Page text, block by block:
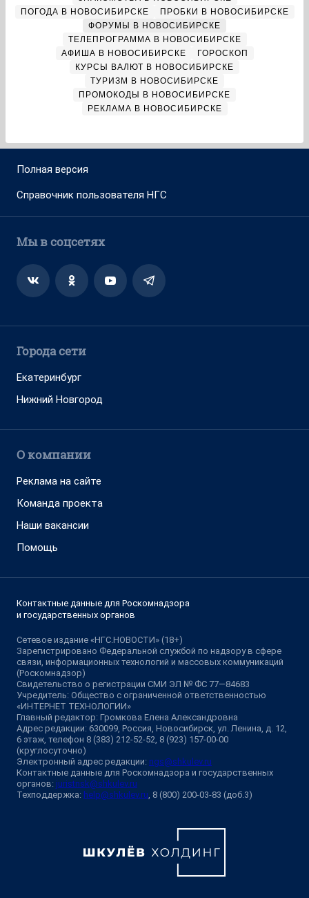
ПОГОДА В НОВОСИБИРСКЕ
ПРОБКИ В НОВОСИБИРСКЕ
ФОРУМЫ В НОВОСИБИРСКЕ
ТЕЛЕПРОГРАММА В НОВОСИБИРСКЕ
АФИША В НОВОСИБИРСКЕ
ГОРОСКОП
КУРСЫ ВАЛЮТ В НОВОСИБИРСКЕ
ТУРИЗМ В НОВОСИБИРСКЕ
ПРОМОКОДЫ В НОВОСИБИРСКЕ
РЕКЛАМА В НОВОСИБИРСКЕ
Полная версия
Справочник пользователя НГС
Мы в соцсетях
Города сети
Екатеринбург
Нижний Новгород
О компании
Реклама на сайте
Команда проекта
Наши вакансии
Помощь
Контактные данные для Роскомнадзора
и государственных органов
Сетевое издание «НГС.НОВОСТИ» (18+)
Зарегистрировано Федеральной службой по надзору в сфере
связи, информационных технологий и массовых коммуникаций
(Роскомнадзор)
Свидетельство о регистрации СМИ ЭЛ № ФС 77—84683
Учредитель: Общество с ограниченной ответственностью
«ИНТЕРНЕТ ТЕХНОЛОГИИ»
Главный редактор: Громкова Елена Александровна
Адрес редакции: 630099, Россия, Новосибирск, ул. Ленина, д. 12,
6 этаж, телефон 8 (383) 212-52-52, 8 (923) 157-00-00
(круглосуточно)
Электронный адрес редакции: ngs@shkulev.ru
Контактные данные для Роскомнадзора и государственных
органов: juristnsk@shkulev.ru
Техподдержка: help@shkulev.ru, 8 (800) 200-03-83 (доб.3)